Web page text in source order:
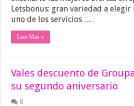
Letsbonus: gran variedad a elegir
uno de los servicios …
Leer Mas »
Vales descuento de
su segundo aniversario
0